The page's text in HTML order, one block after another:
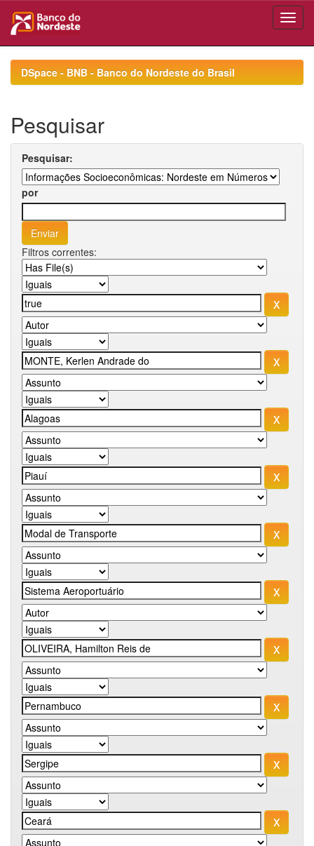
navigationDSpace - BNB - Banco do Nordeste do Brasil
Pesquisar
Pesquisar:
por
Filtros correntes: